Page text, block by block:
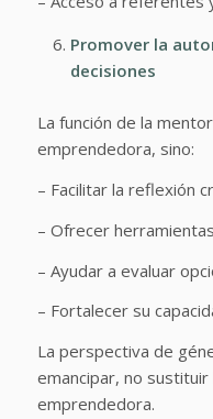
Promover la
decisiones
La función de la
emprendedora, sino:
– Facilitar la reflexión
– Ofrecer
– Ayudar a evaluar
– Fortalecer su
La perspectiva de
emancipar, no
emprendedora.